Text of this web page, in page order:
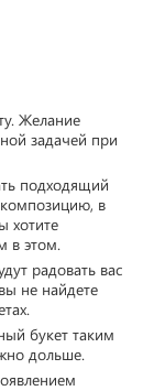
Желание
задачей при
подходящий
в
хотите
в этом.
радовать вас
не найдете
букет таким
дольше.